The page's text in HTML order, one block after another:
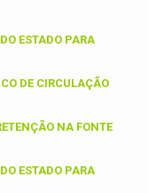
ESTADO PARA
DE CIRCULAÇÃO
NA FONTE
ESTADO PARA